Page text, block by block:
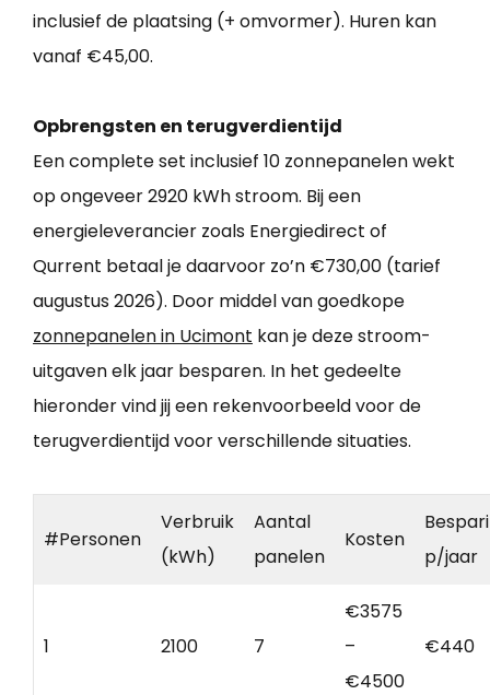
inclusief de plaatsing (+ omvormer). Huren kan
vanaf €45,00.
Opbrengsten en terugverdientijd
Een complete set inclusief 10 zonnepanelen wekt
op ongeveer 2920 kWh stroom. Bij een
energieleverancier zoals Energiedirect of
Qurrent betaal je daarvoor zo’n €730,00 (tarief
augustus 2026). Door middel van goedkope
zonnepanelen in Ucimont kan je deze stroom-
uitgaven elk jaar besparen. In het gedeelte
hieronder vind jij een rekenvoorbeeld voor de
terugverdientijd voor verschillende situaties.
#Personen
Verbruik
(kWh)
Aantal
panelen
Kosten
p/jaar
1 2100 7
€3575
–
€4500
€440